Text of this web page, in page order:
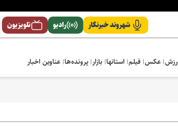
شهروند خبرنگار رادیو تلویزیون
عکس فیلم استانها بازار پرونده‌ها عناوین اخبار